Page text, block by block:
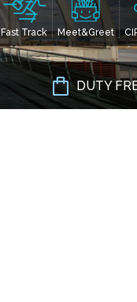
Fast Track Meet&Greet
DUTY